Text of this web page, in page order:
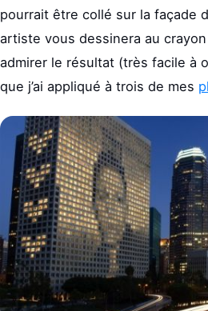
pourrait être collé sur la façade
artiste vous dessinera au
admirer le résultat (très facile à
que j’ai appliqué à trois de mes